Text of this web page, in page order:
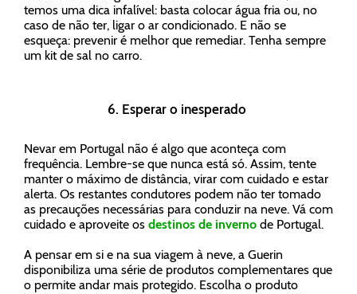
temos uma dica infalível: basta colocar água fria ou, no
caso de não ter, ligar o ar condicionado. E não se
esqueça: prevenir é melhor que remediar. Tenha sempre
um kit de sal no carro.
6. Esperar o inesperado
Nevar em Portugal não é algo que aconteça com
frequência. Lembre-se que nunca está só. Assim, tente
manter o máximo de distância, virar com cuidado e estar
alerta. Os restantes condutores podem não ter tomado
as precauções necessárias para conduzir na neve. Vá com
cuidado e aproveite os destinos de inverno de Portugal.
A pensar em si e na sua viagem à neve, a Guerin
disponibiliza uma série de produtos complementares que
o permite andar mais protegido. Escolha o produto